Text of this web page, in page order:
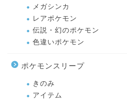
メガシンカ
レアポケモン
伝説・幻のポケモン
色違いポケモン
ポケモンスリープ
きのみ
アイテム